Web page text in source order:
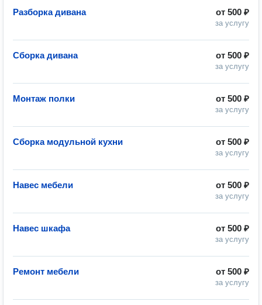
от 500 ₽
за услугу
Разборка дивана
от 500 ₽
за услугу
Сборка дивана
от 500 ₽
за услугу
Монтаж полки
от 500 ₽
за услугу
Сборка модульной кухни
от 500 ₽
за услугу
Навес мебели
от 500 ₽
за услугу
Навес шкафа
от 500 ₽
за услугу
Ремонт мебели